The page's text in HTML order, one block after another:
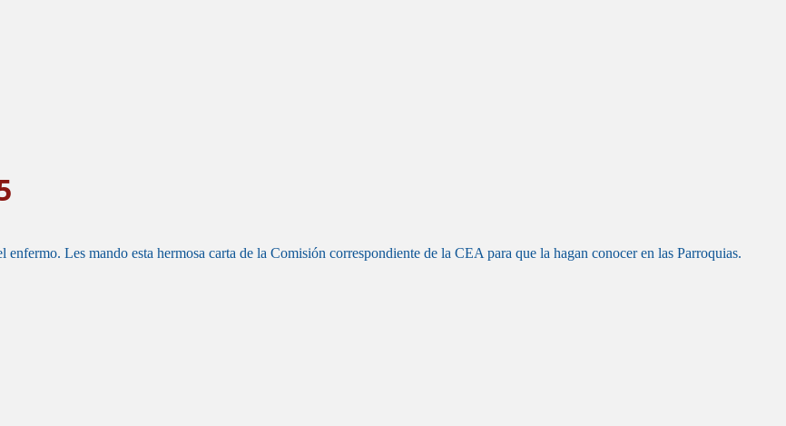
Les mando esta hermosa carta de la Comisión correspondiente de la CEA para que la hagan conocer en las Parroquias.